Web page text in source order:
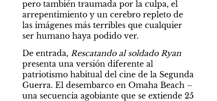
pero también traumada por la culpa, el
arrepentimiento y un cerebro repleto de
las imágenes más terribles que cualquier
ser humano haya podido ver.
De entrada, Rescatando al soldado Ryan
presenta una versión diferente al
patriotismo habitual del cine de la Segunda
Guerra. El desembarco en Omaha Beach –
una secuencia agobiante que se extiende 25